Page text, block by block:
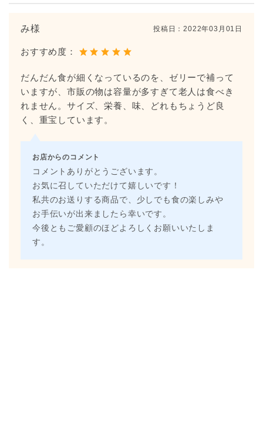
み様 投稿日：2022年03月01日
おすすめ度：
だんだん食が細くなっているのを、ゼリーで補って
いますが、市販の物は容量が多すぎて老人は食べき
れません。サイズ、栄養、味、どれもちょうど良
く、重宝しています。
お店からのコメント
コメントありがとうございます。
お気に召していただけて嬉しいです！
私共のお送りする商品で、少しでも食の楽しみや
お手伝いが出来ましたら幸いです。
今後ともご愛顧のほどよろしくお願いいたしま
す。